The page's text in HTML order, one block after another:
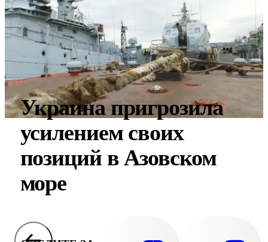
Украина пригрозила
усилением своих
позиций в Азовском
море